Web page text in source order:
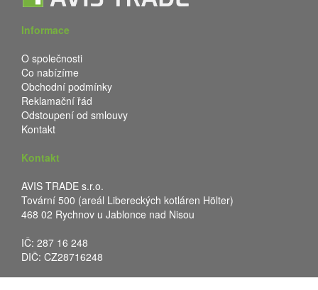
Informace
O společnosti
Co nabízíme
Obchodní podmínky
Reklamační řád
Odstoupení od smlouvy
Kontakt
Kontakt
AVIS TRADE s.r.o.
Tovární 500 (areál Libereckých kotláren Hölter)
468 02 Rychnov u Jablonce nad Nisou
IČ: 287 16 248
DIČ: CZ28716248